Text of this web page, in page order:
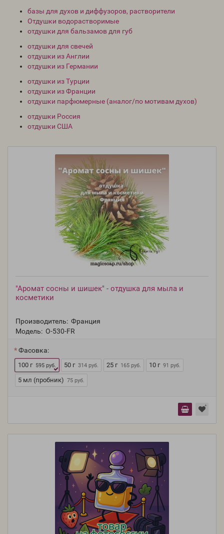
базы для духов и диффузоров, растворители
Отдушки водорастворимые
отдушки для бальзамов для губ
отдушки для свечей
отдушки из Англии
отдушки из Германии
отдушки из Турции
отдушки из Франции
отдушки парфюмерные (аналог/по мотивам духов)
отдушки Россия
отдушки США
"Аромат сосны и шишек" - отдушка для мыла и
косметики
Производитель: Франция
Модель: O-530-FR
Фасовка:
100 г 595 руб. 50 г 314 руб. 25 г 165 руб. 10 г 91 руб.
5 мл (пробник) 75 руб.